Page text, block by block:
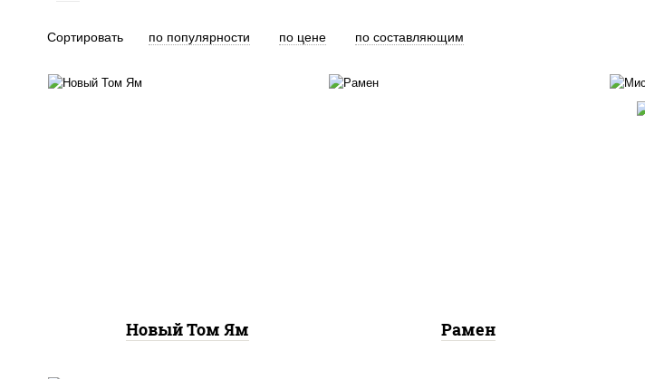
Сортировать по популярности по цене по составляющим
Новый Том Ям Рамен